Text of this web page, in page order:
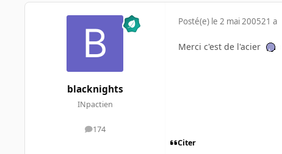
blacknights
INpactien
174
messages
Posté(e) le 2 mai 200521 a
Merci c'est de l'acier
Citer